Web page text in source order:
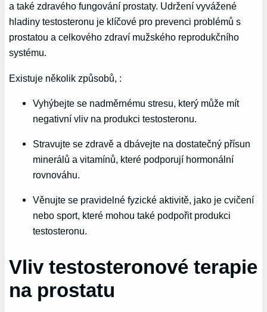
a také zdravého fungování prostaty. Udržení vyvážené
hladiny testosteronu je klíčové pro prevenci problémů s
prostatou a celkového zdraví mužského reprodukčního
systému.
Existuje několik způsobů, :
Vyhýbejte se nadměrnému stresu, který může mít
negativní vliv na produkci testosteronu.
Stravujte se zdravě a dbávejte na dostatečný přísun
minerálů a vitamínů, které podporují hormonální
rovnováhu.
Věnujte se pravidelné fyzické aktivitě, jako je cvičení
nebo sport, které mohou také podpořit produkci
testosteronu.
Vliv testosteronové terapie
na prostatu